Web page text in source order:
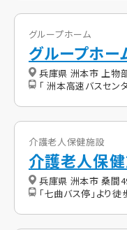
グループホーム
グループホー
兵庫県 洲本市 上物
「 洲本高速バスセン
介護老人保健施設
介護老人保
兵庫県 洲本市 桑間
「七曲バス停」より徒